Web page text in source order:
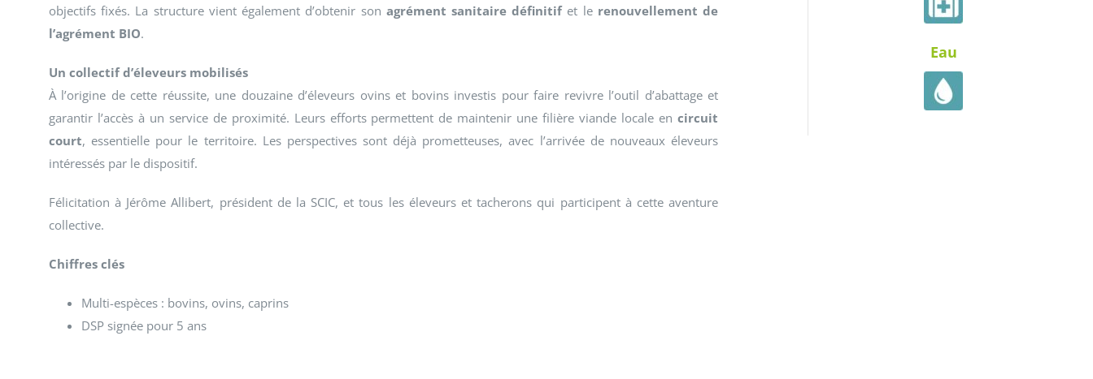
objectifs fixés. La structure vient également d’obtenir son agrément sanitaire définitifet le renouvellement de
l’agrément BIO.
Un collectif d’éleveurs mobilisés
À l’origine de cette réussite, une douzaine d’éleveurs ovins et bovins investis pour faire revivre l’outil d’abattage et
garantir l’accès à un service de proximité. Leurs efforts permettent de maintenir une filière viande locale encircuit
court, essentielle pour le territoire. Les perspectives sont déjà prometteuses, avec l’arrivée de nouveaux éleveurs
intéressés par le dispositif.
Félicitation à Jérôme Allibert, président de la SCIC, et tous les éleveurs et tacherons qui participent à cette aventure
collective.
Chiffres clés
Multi-espèces : bovins, ovins, caprins
DSP signée pour 5 ans
Eau